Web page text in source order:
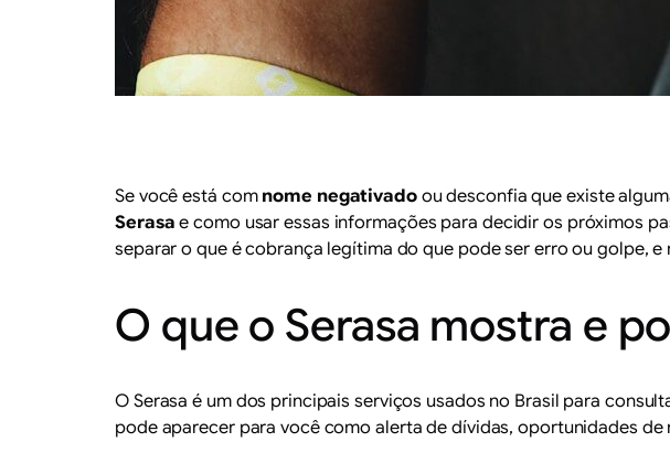
Se você está com nome negativadoou desconfia que existe
Serasa e como usar essas informações para decidir os próximos
separar o que é cobrança legítima do que pode ser erro ou golpe,
O que o Serasa mostra e
O Serasa é um dos principais serviços usados no Brasil para
pode aparecer para você como alerta de dívidas, oportunidades